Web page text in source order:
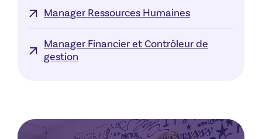
Manager Ressources Humaines
Manager Financier et Contrôleur de
gestion